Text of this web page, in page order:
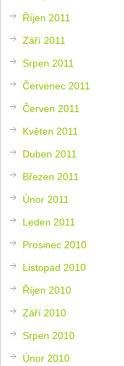
Říjen 2011
Září 2011
Srpen 2011
Červenec 2011
Červen 2011
Květen 2011
Duben 2011
Březen 2011
Únor 2011
Leden 2011
Prosinec 2010
Listopad 2010
Říjen 2010
Září 2010
Srpen 2010
Únor 2010